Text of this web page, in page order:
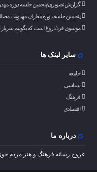
گزارش تصویری/پنجمین جلسه دوره
پنجمین جلسه دوره معارف مهدویت
موسوی فرد/دروغ است که بگوییم سرباز
سایر لینک ها
جامعه
سیاسی
فرهنگ
اقتصادی
درباره ما
عروج رسانه فرهنگ و هنر مردم